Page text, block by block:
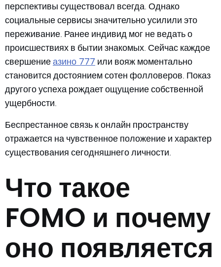
перспективы существовал всегда. Однако
социальные сервисы значительно усилили это
переживание. Ранее индивид мог не ведать о
происшествиях в бытии знакомых. Сейчас каждое
свершениеазино 777 или вояж моментально
становится достоянием сотен фолловеров. Показ
другого успеха рождает ощущение собственной
ущербности.
Беспрестанное связь к онлайн пространству
отражается на чувственное положение и характер
существования сегодняшнего личности.
Что такое
FOMO и почему
оно появляется